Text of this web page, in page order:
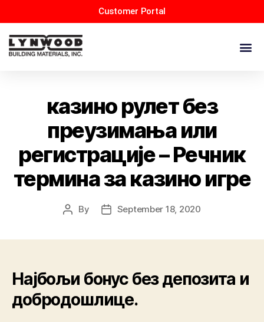
Customer Portal
казино рулет без
преузимања или
регистрације – Речник
термина за казино игре
By September 18, 2020
Најбољи бонус без депозита и
добродошлице.